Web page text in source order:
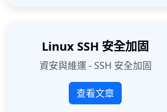
Linux SSH 安全加固
資安與維運 - SSH 安全加固
查看文章